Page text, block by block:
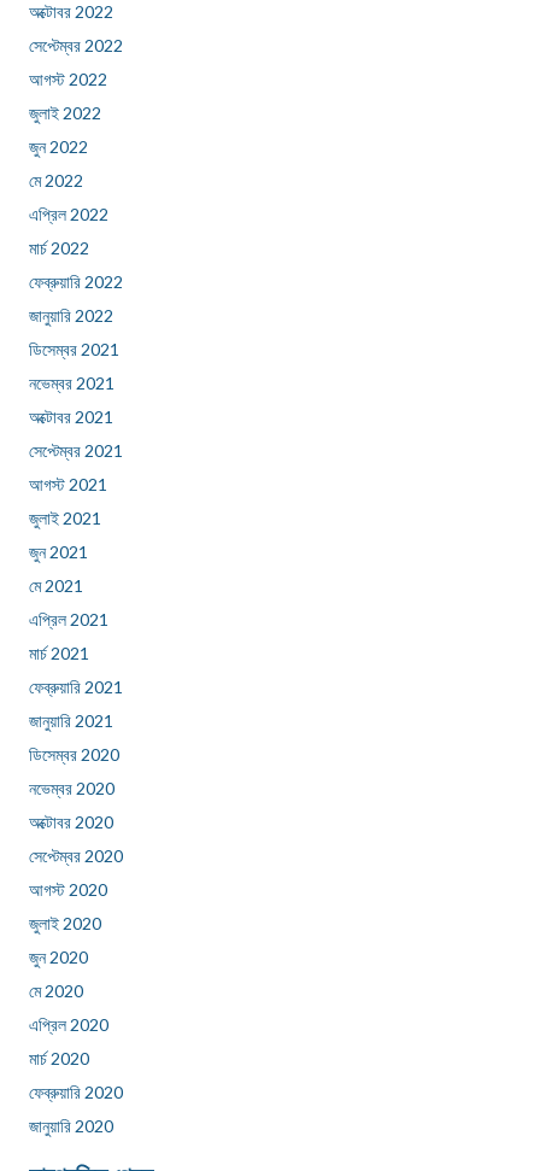
অক্টোবর 2022
সেপ্টেম্বর 2022
আগস্ট 2022
জুলাই 2022
জুন 2022
মে 2022
এপ্রিল 2022
মার্চ 2022
ফেব্রুয়ারি 2022
জানুয়ারি 2022
ডিসেম্বর 2021
নভেম্বর 2021
অক্টোবর 2021
সেপ্টেম্বর 2021
আগস্ট 2021
জুলাই 2021
জুন 2021
মে 2021
এপ্রিল 2021
মার্চ 2021
ফেব্রুয়ারি 2021
জানুয়ারি 2021
ডিসেম্বর 2020
নভেম্বর 2020
অক্টোবর 2020
সেপ্টেম্বর 2020
আগস্ট 2020
জুলাই 2020
জুন 2020
মে 2020
এপ্রিল 2020
মার্চ 2020
ফেব্রুয়ারি 2020
জানুয়ারি 2020